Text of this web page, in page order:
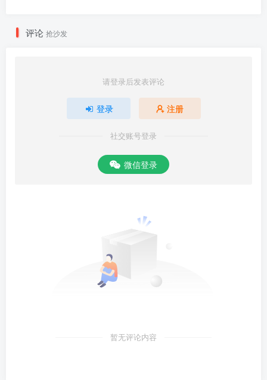
评论 抢沙发
请登录后发表评论
登录 注册
社交账号登录
微信登录
暂无评论内容